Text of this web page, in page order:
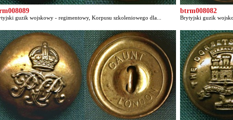
guzik wojskowy - regimentowy, Korpusu szkoleniowego dla...
btrm008082
Brytyjski guzik